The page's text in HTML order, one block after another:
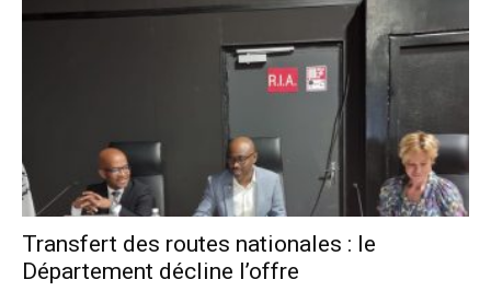
Transfert des routes nationales : le
Département décline l’offre